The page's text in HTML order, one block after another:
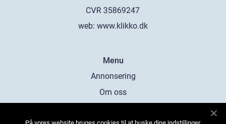
web: www.klikko.dk
Menu
Annonsering
Om oss